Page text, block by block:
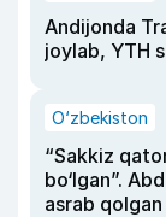
Andijonda
joylab, YTH
O‘zbekiston
“Sakkiz
bo‘lgan”.
asrab